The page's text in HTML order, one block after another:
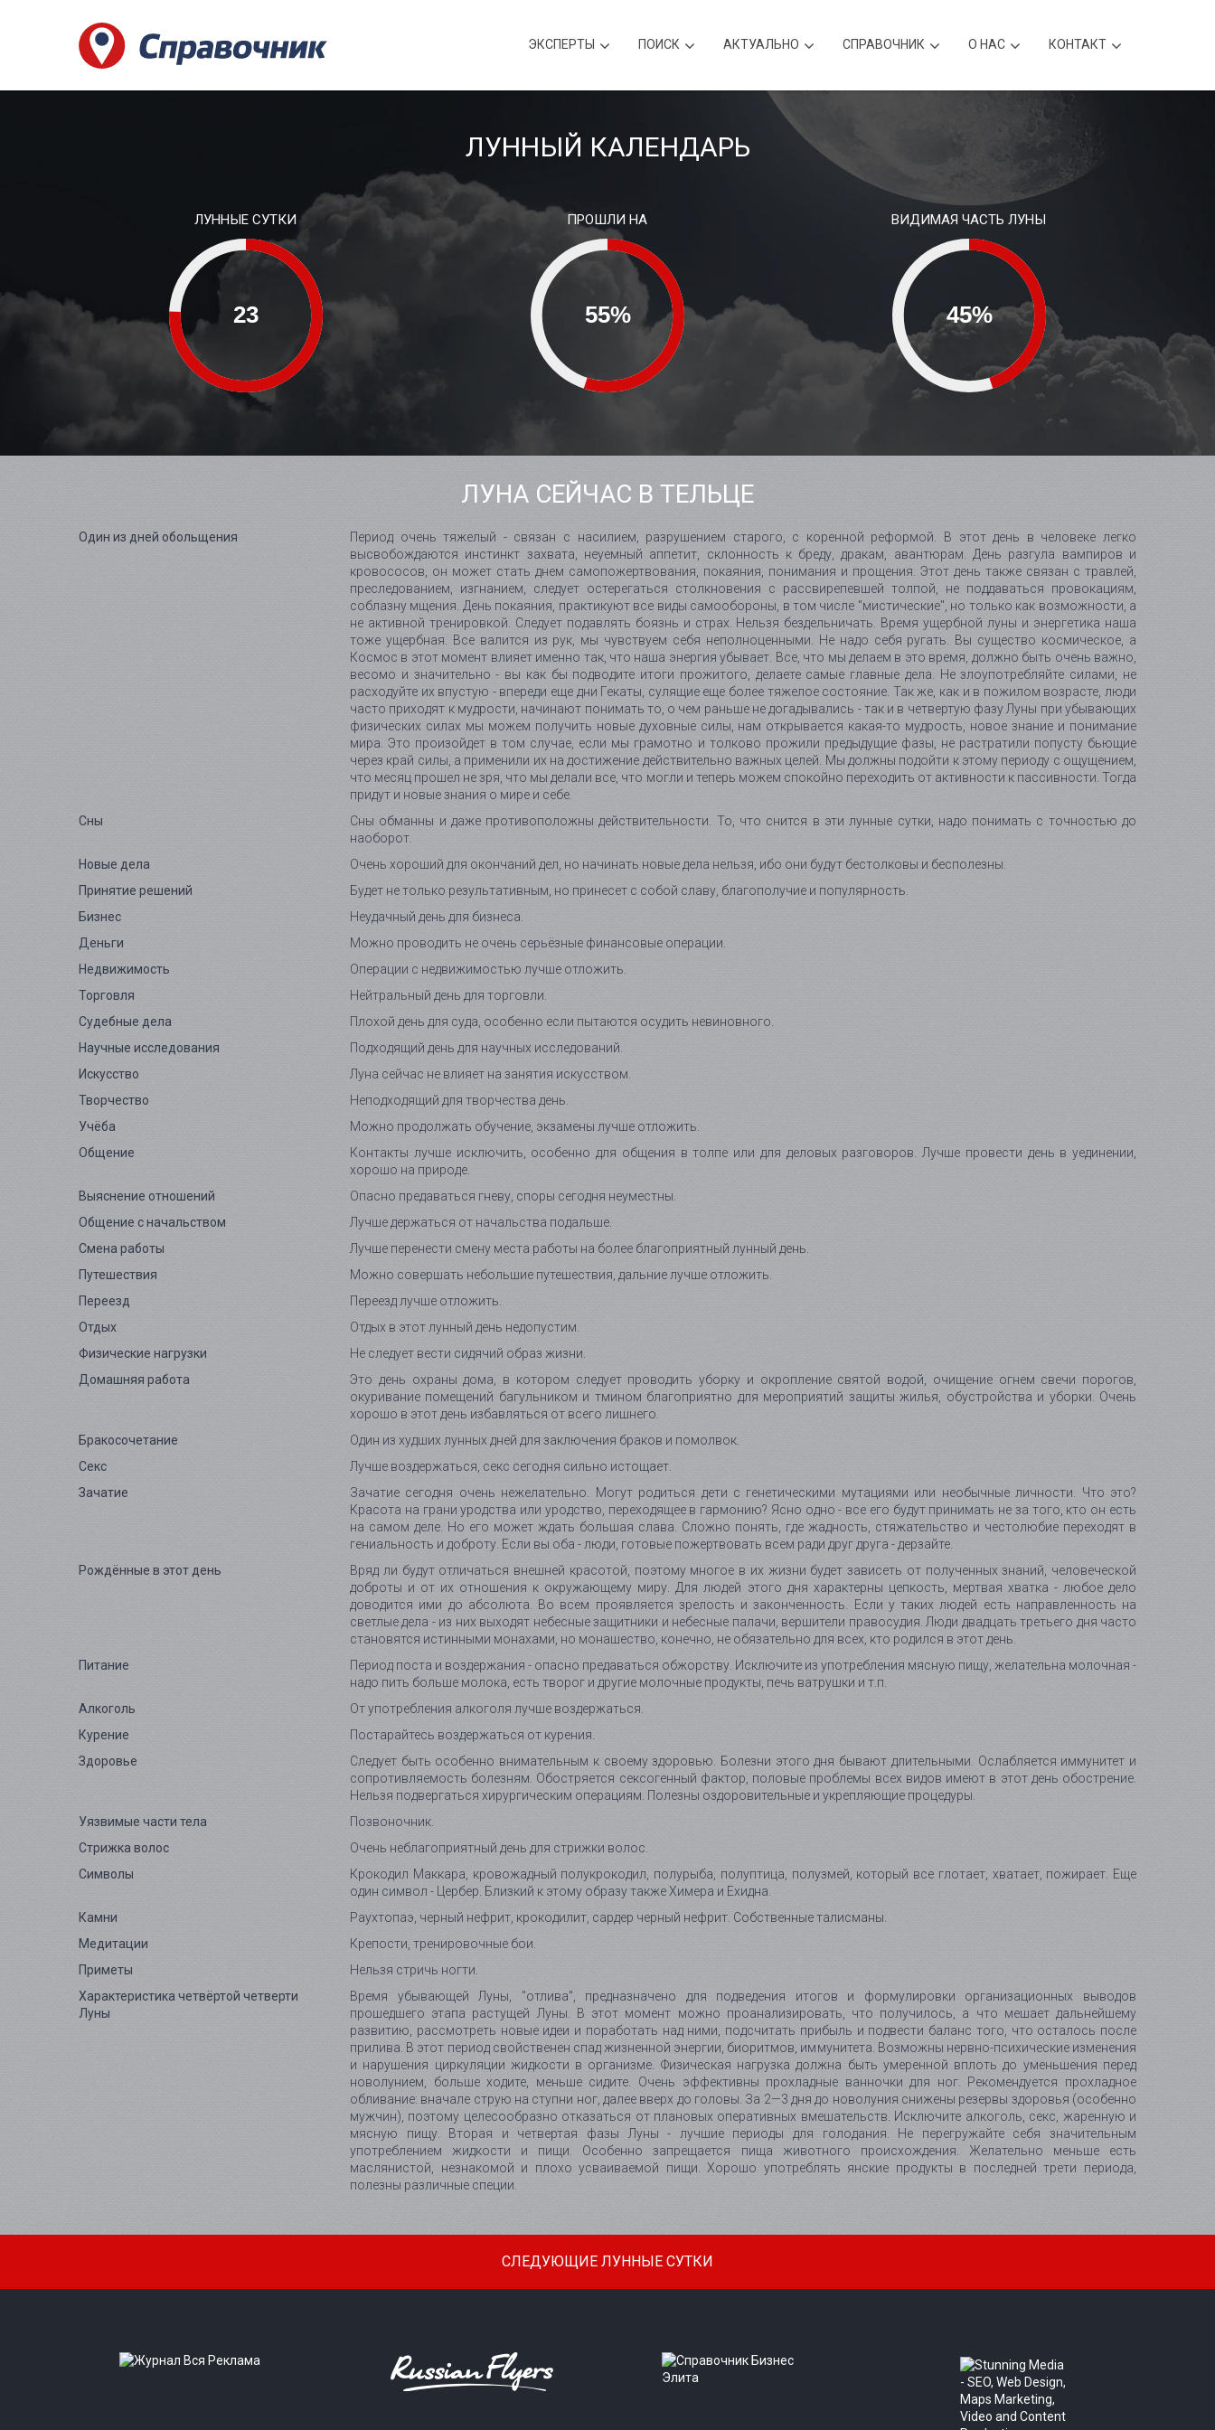
ЭКСПЕРТЫ ПОИСК АКТУАЛЬНО CПРАВОЧНИК О НАС КОНТАКТ
ЛУННЫЙ КАЛЕНДАРЬ
ЛУННЫЕ СУТКИ ПРОШЛИ НА ВИДИМАЯ ЧАСТЬ ЛУНЫ
ЛУНА СЕЙЧАС В ТЕЛЬЦЕ
Один из дней обольщения
Период очень тяжелый - связан с насилием, разрушением старого, с коренной реформой. В этот день в человеке легко
высвобождаются инстинкт захвата, неуемный аппетит, склонность к бреду, дракам, авантюрам. День разгула вампиров и
кровососов, он может стать днем самопожертвования, покаяния, понимания и прощения. Этот день также связан с травлей,
преследованием, изгнанием, следует остерегаться столкновения с рассвирепевшей толпой, не поддаваться провокациям,
соблазну мщения. День покаяния, практикуют все виды самообороны, в том числе "мистические", но только как возможности, а
не активной тренировкой. Следует подавлять боязнь и страх. Нельзя бездельничать. Время ущербной луны и энергетика наша
тоже ущербная. Все валится из рук, мы чувствуем себя неполноценными. Не надо себя ругать. Вы существо космическое, а
Космос в этот момент влияет именно так, что наша энергия убывает. Все, что мы делаем в это время, должно быть очень важно,
весомо и значительно - вы как бы подводите итоги прожитого, делаете самые главные дела. Не злоупотребляйте силами, не
расходуйте их впустую - впереди еще дни Гекаты, сулящие еще более тяжелое состояние. Так же, как и в пожилом возрасте, люди
часто приходят к мудрости, начинают понимать то, о чем раньше не догадывались - так и в четвертую фазу Луны при убывающих
физических силах мы можем получить новые духовные силы, нам открывается какая-то мудрость, новое знание и понимание
мира. Это произойдет в том случае, если мы грамотно и толково прожили предыдущие фазы, не растратили попусту бьющие
через край силы, а применили их на достижение действительно важных целей. Мы должны подойти к этому периоду с ощущением,
что месяц прошел не зря, что мы делали все, что могли и теперь можем спокойно переходить от активности к пассивности. Тогда
придут и новые знания о мире и себе.
Сны
Сны обманны и даже противоположны действительности. То, что снится в эти лунные сутки, надо понимать с точностью до
наоборот.
Новые дела
Очень хороший для окончаний дел, но начинать новые дела нельзя, ибо они будут бестолковы и бесполезны.
Принятие решений
Будет не только результативным, но принесет с собой славу, благополучие и популярность.
Бизнес
Неудачный день для бизнеса.
Деньги
Можно проводить не очень серьёзные финансовые операции.
Недвижимость
Операции с недвижимостью лучше отложить.
Торговля
Нейтральный день для торговли.
Судебные дела
Плохой день для суда, особенно если пытаются осудить невиновного.
Научные исследования
Подходящий день для научных исследований.
Искусство
Луна сейчас не влияет на занятия искусством.
Творчество
Неподходящий для творчества день.
Учёба
Можно продолжать обучение, экзамены лучше отложить.
Общение
Контакты лучше исключить, особенно для общения в толпе или для деловых разговоров. Лучше провести день в уединении,
хорошо на природе.
Выяснение отношений
Опасно предаваться гневу, споры сегодня неуместны.
Общение с начальством
Лучше держаться от начальства подальше.
Смена работы
Лучше перенести смену места работы на более благоприятный лунный день.
Путешествия
Можно совершать небольшие путешествия, дальние лучше отложить.
Переезд
Переезд лучше отложить.
Отдых
Отдых в этот лунный день недопустим.
Физические нагрузки
Не следует вести сидячий образ жизни.
Домашняя работа
Это день охраны дома, в котором следует проводить уборку и окропление святой водой, очищение огнем свечи порогов,
окуривание помещений багульником и тмином благоприятно для мероприятий защиты жилья, обустройства и уборки. Очень
хорошо в этот день избавляться от всего лишнего.
Бракосочетание
Один из худших лунных дней для заключения браков и помолвок.
Секс
Лучше воздержаться, секс сегодня сильно истощает.
Зачатие
Зачатие сегодня очень нежелательно. Могут родиться дети с генетическими мутациями или необычные личности. Что это?
Красота на грани уродства или уродство, переходящее в гармонию? Ясно одно - все его будут принимать не за того, кто он есть
на самом деле. Но его может ждать большая слава. Сложно понять, где жадность, стяжательство и честолюбие переходят в
гениальность и доброту. Если вы оба - люди, готовые пожертвовать всем ради друг друга - дерзайте.
Рождённые в этот день
Вряд ли будут отличаться внешней красотой, поэтому многое в их жизни будет зависеть от полученных знаний, человеческой
доброты и от их отношения к окружающему миру. Для людей этого дня характерны цепкость, мертвая хватка - любое дело
доводится ими до абсолюта. Во всем проявляется зрелость и законченность. Если у таких людей есть направленность на
светлые дела - из них выходят небесные защитники и небесные палачи, вершители правосудия. Люди двадцать третьего дня часто
становятся истинными монахами, но монашество, конечно, не обязательно для всех, кто родился в этот день.
Питание
Период поста и воздержания - опасно предаваться обжорству. Исключите из употребления мясную пищу, желательна молочная -
надо пить больше молока, есть творог и другие молочные продукты, печь ватрушки и т.п.
Алкоголь
От употребления алкоголя лучше воздержаться.
Курение
Постарайтесь воздержаться от курения.
Здоровье
Следует быть особенно внимательным к своему здоровью. Болезни этого дня бывают длительными. Ослабляется иммунитет и
сопротивляемость болезням. Обостряется сексогенный фактор, половые проблемы всех видов имеют в этот день обострение.
Нельзя подвергаться хирургическим операциям. Полезны оздоровительные и укрепляющие процедуры.
Уязвимые части тела
Позвоночник.
Стрижка волос
Очень неблагоприятный день для стрижки волос.
Символы
Крокодил Маккара, кровожадный полукрокодил, полурыба, полуптица, полузмей, который все глотает, хватает, пожирает. Еще
один символ - Цербер. Близкий к этому образу также Химера и Ехидна.
Камни
Раухтопаэ, черный нефрит, крокодилит, сардер черный нефрит. Собственные талисманы.
Медитации
Крепости, тренировочные бои.
Приметы
Нельзя стричь ногти.
Характеристика четвёртой четверти
Луны
Время убывающей Луны, "отлива", предназначено для подведения итогов и формулировки организационных выводов
прошедшего этапа растущей Луны. В этот момент можно проанализировать, что получилось, а что мешает дальнейшему
развитию, рассмотреть новые идеи и поработать над ними, подсчитать прибыль и подвести баланс того, что осталось после
прилива. В этот период свойственен спад жизненной энергии, биоритмов, иммунитета. Возможны нервно-психические изменения
и нарушения циркуляции жидкости в организме. Физическая нагрузка должна быть умеренной вплоть до уменьшения перед
новолунием, больше ходите, меньше сидите. Очень эффективны прохладные ванночки для ног. Рекомендуется прохладное
обливание: вначале струю на ступни ног, далее вверх до головы. За 2—3 дня до новолуния снижены резервы здоровья (особенно
мужчин), поэтому целесообразно отказаться от плановых оперативных вмешательств. Исключите алкоголь, секс, жаренную и
мясную пищу. Вторая и четвертая фазы Луны - лучшие периоды для голодания. Не перегружайте себя значительным
употреблением жидкости и пищи. Особенно запрещается пища животного происхождения. Желательно меньше есть
маслянистой, незнакомой и плохо усваиваемой пищи. Хорошо употреблять янские продукты в последней трети периода,
полезны различные специи.
СЛЕДУЮЩИЕ ЛУННЫЕ СУТКИ